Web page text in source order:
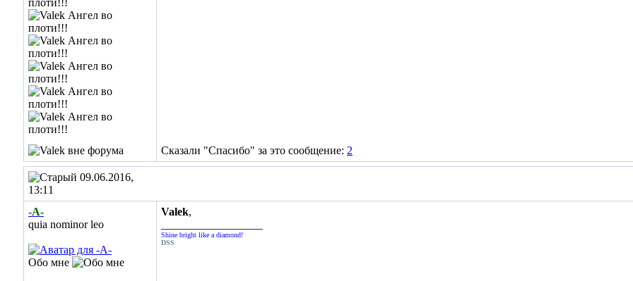
Сказали "Спасибо" за это сообщение: 2
09.06.2016,
13:11
-А-
quia nominor leo
Обо мне
Valek,
Shine bright like a diamond!
DSS